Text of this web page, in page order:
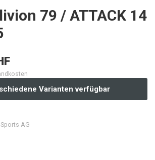
79 / ATTACK 14
Varianten verfügbar
AG